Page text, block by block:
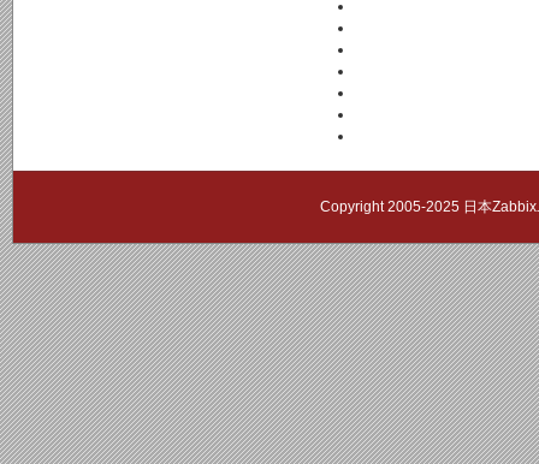
Copyright 2005-2025 日本